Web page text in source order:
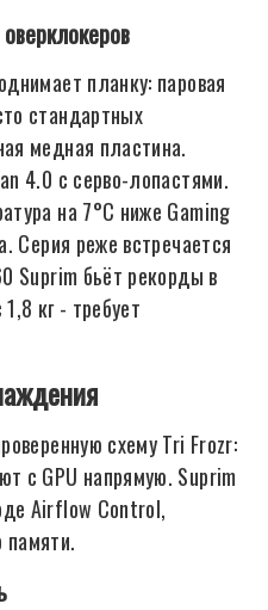
планку: паровая
стандартных
медная пластина.
4.0 с серво-лопастями.
на 7°C ниже Gaming
Серия реже встречается
Suprim бьёт рекорды в
кг - требует
схему Tri Frozr:
с GPU напрямую. Suprim
Airflow Control,
памяти.